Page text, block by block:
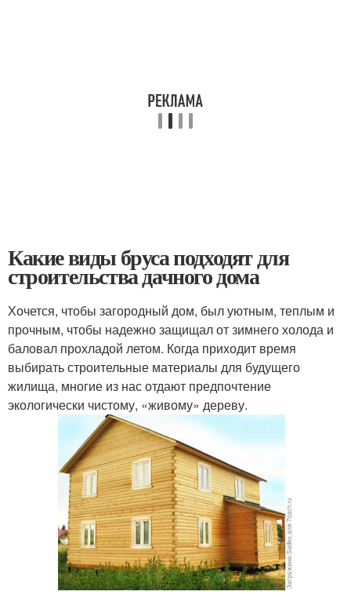
Какие виды бруса подходят для
строительства дачного дома
Хочется, чтобы загородный дом, был уютным, теплым и
прочным, чтобы надежно защищал от зимнего холода и
баловал прохладой летом. Когда приходит время
выбирать строительные материалы для будущего
жилища, многие из нас отдают предпочтение
экологически чистому, «живому» дереву.